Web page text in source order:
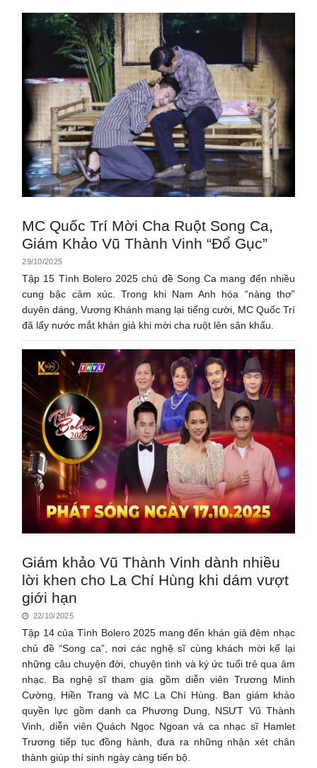
MC Quốc Trí Mời Cha Ruột Song Ca,
Giám Khảo Vũ Thành Vinh “Đổ Gục”
29/10/2025
Tập 15 Tình Bolero 2025 chủ đề Song Ca mang đến nhiều
cung bậc cảm xúc. Trong khi Nam Anh hóa “nàng thơ”
duyên dáng, Vương Khánh mang lại tiếng cười, MC Quốc Trí
đã lấy nước mắt khán giả khi mời cha ruột lên sân khấu.
Giám khảo Vũ Thành Vinh dành nhiều
lời khen cho La Chí Hùng khi dám vượt
giới hạn
22/10/2025
Tập 14 của Tình Bolero 2025 mang đến khán giả đêm nhạc
chủ đề “Song ca”, nơi các nghệ sĩ cùng khách mời kể lại
những câu chuyện đời, chuyện tình và ký ức tuổi trẻ qua âm
nhạc. Ba nghệ sĩ tham gia gồm diễn viên Trương Minh
Cường, Hiền Trang và MC La Chí Hùng. Ban giám khảo
quyền lực gồm danh ca Phương Dung, NSƯT Vũ Thành
Vinh, diễn viên Quách Ngọc Ngoan và ca nhạc sĩ Hamlet
Trương tiếp tục đồng hành, đưa ra những nhận xét chân
thành giúp thí sinh ngày càng tiến bộ.